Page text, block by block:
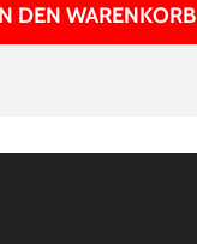
DEN WARENKORB